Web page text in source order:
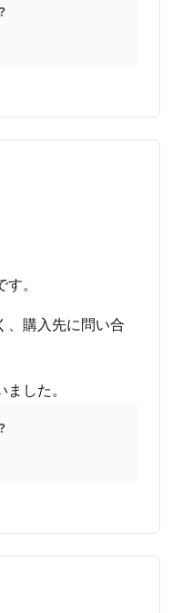
。
、購入先に問い合
した。